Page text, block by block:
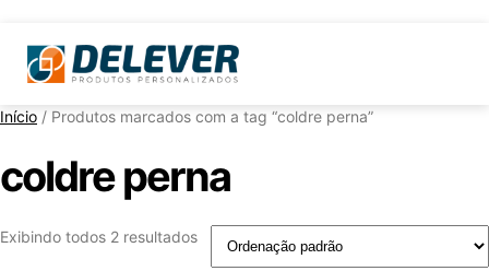
Início / Produtos marcados com a tag “coldre perna”
coldre perna
Exibindo todos 2 resultados